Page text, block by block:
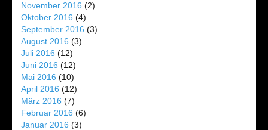
November 2016 (2)
Oktober 2016 (4)
September 2016 (3)
August 2016 (3)
Juli 2016 (12)
Juni 2016 (12)
Mai 2016 (10)
April 2016 (12)
März 2016 (7)
Februar 2016 (6)
Januar 2016 (3)